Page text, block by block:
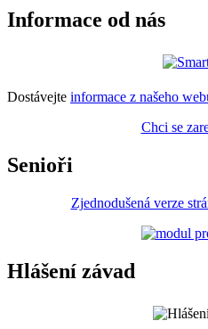
Informace od nás
Dostávejte informace z našeho
Chci se
Senioři
Zjednodušená verze
Hlášení závad